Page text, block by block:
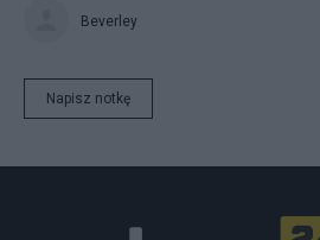
Beverley
Napisz notkę